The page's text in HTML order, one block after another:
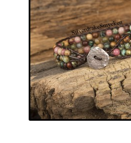
Mitt konto